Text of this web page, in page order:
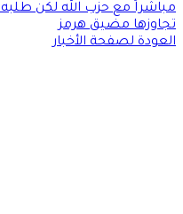
مباشراً مع حزب الله لكن
تجاوزها مضيق هرمز
العودة لصفحة الأخبار